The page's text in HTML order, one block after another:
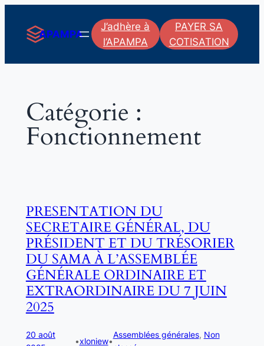
contenu
APAMPA
J’adhère à
l’APAMPA
PAYER SA
COTISATION
Catégorie :
Fonctionnement
PRESENTATION DU
SECRETAIRE GÉNÉRAL, DU
PRÉSIDENT ET DU TRÉSORIER
DU SAMA À L’ASSEMBLÉE
GÉNÉRALE ORDINAIRE ET
EXTRAORDINAIRE DU 7 JUIN
2025
20 août
•xloniew•
Assemblées générales, Non